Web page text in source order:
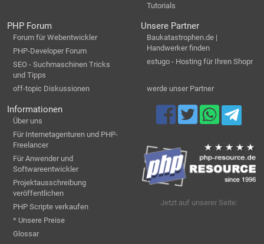
Tutorials
PHP Forum
Forum für Webentwickler
PHP-Developer Forum
SEO - Suchmaschinen Tricks
und Tipps
off-topic Diskussionen
Unsere Partner
Baukatastrophen.de |
Handwerker finden
estugo - Hosting für Ihren Shopr
werde unser Partner
Informationen
Über uns
Für Internetagenturen und PHP-
Freelancer
Für Anwender und
Softwareentwickler
Projektausschreibung
veröffentlichen
PHP Scripte verkaufen
* Unsere Preise
Glossar
Jetzt auf unserer Seite: